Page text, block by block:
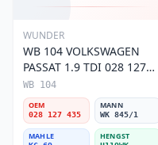
WUNDER
WB 104 VOLKSWAGEN
PASSAT 1.9 TDI 028 127
435 Yakıt/Mazot Filtresi
WB 104
OEM
028 127 435
MANN
WK 845/1
MAHLE HENGST